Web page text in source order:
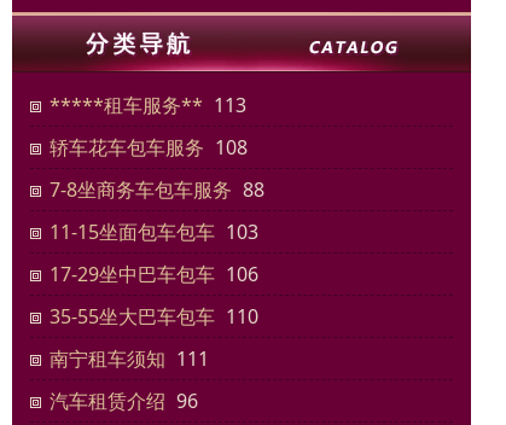
*****租车服务** 113
轿车花车包车服务 108
7-8坐商务车包车服务 88
11-15坐面包车包车 103
17-29坐中巴车包车 106
35-55坐大巴车包车 110
南宁租车须知 111
汽车租赁介绍 96